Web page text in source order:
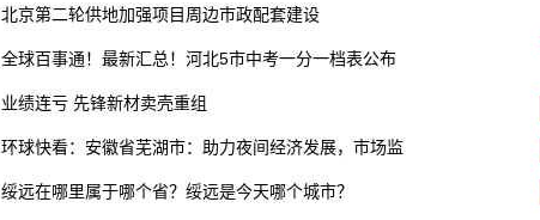
北京第二轮供地加强项目周边市政配套建设
全球百事通！最新汇总！河北5市中考一分一档表公布
业绩连亏 先锋新材卖壳重组
环球快看：安徽省芜湖市：助力夜间经济发展，市场监
绥远在哪里属于哪个省？绥远是今天哪个城市？